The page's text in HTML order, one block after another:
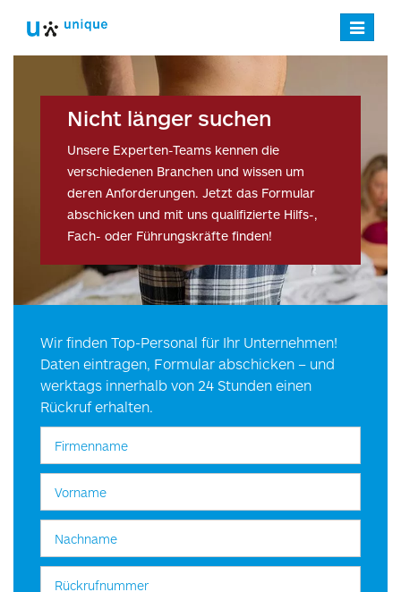
Nicht länger suchen
Unsere Experten-Teams kennen die
verschiedenen Branchen und wissen um
deren Anforderungen. Jetzt das Formular
abschicken und mit uns qualifizierte Hilfs-,
Fach- oder Führungskräfte finden!
Wir finden Top-Personal für Ihr Unternehmen!
Daten eintragen, Formular abschicken – und
werktags innerhalb von 24 Stunden einen
Rückruf erhalten.